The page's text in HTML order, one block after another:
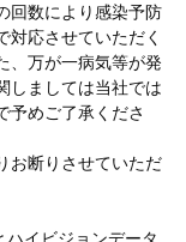
回数により感染予防
対応させていただく
、万が一病気等が発
しましては当社では
予めご了承くださ
お断りさせていただ
イビジョンデータ